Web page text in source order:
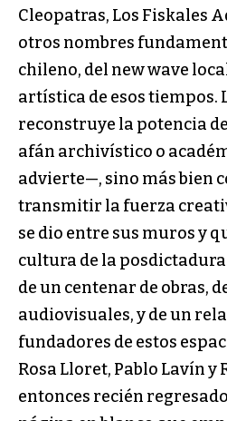
Cleopatras, Los Fiskales
otros nombres
chileno, del new wave
artística de esos tiempos.
reconstruye la potencia
afán archivístico o
advierte—, sino más bien
transmitir la fuerza
se dio entre sus muros y
cultura de la
de un centenar de obras,
audiovisuales, y de un
fundadores de estos
Rosa Lloret, Pablo Lavín
entonces recién